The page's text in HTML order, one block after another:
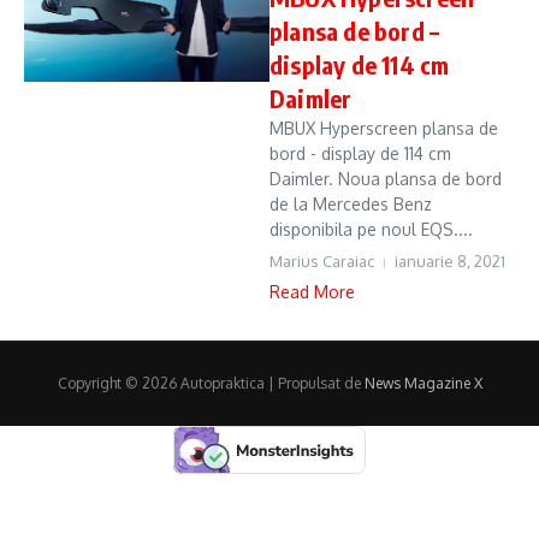
plansa de bord –
display de 114 cm
Daimler
MBUX Hyperscreen plansa de
bord - display de 114 cm
Daimler. Noua plansa de bord
de la Mercedes Benz
disponibila pe noul EQS....
Marius Caraiac ianuarie 8, 2021
Read More
Copyright © 2026 Autopraktica | Propulsat de News Magazine X